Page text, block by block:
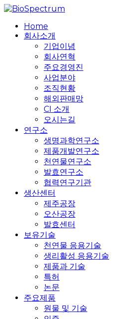
Skip
main
content
search
MenuHome
회사소개
기업이념
회사연혁
주요경영진
사업분야
조직현황
해외판매망
CI 소개
오시는길
연구소
생명과학연구소
제품개발연구소
천연물연구소
발효연구소
협력연구기관
생산센터
제주공장
오산공장
발효센터
보유기술
천연물 응용기술
생리활성 응용기술
제품과 기술
특허
논문
주요제품
원물 및 기술